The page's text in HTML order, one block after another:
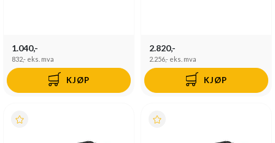
1.040,-
832,- eks. mva
KJØP
2.820,-
2.256,- eks. mva
KJØP